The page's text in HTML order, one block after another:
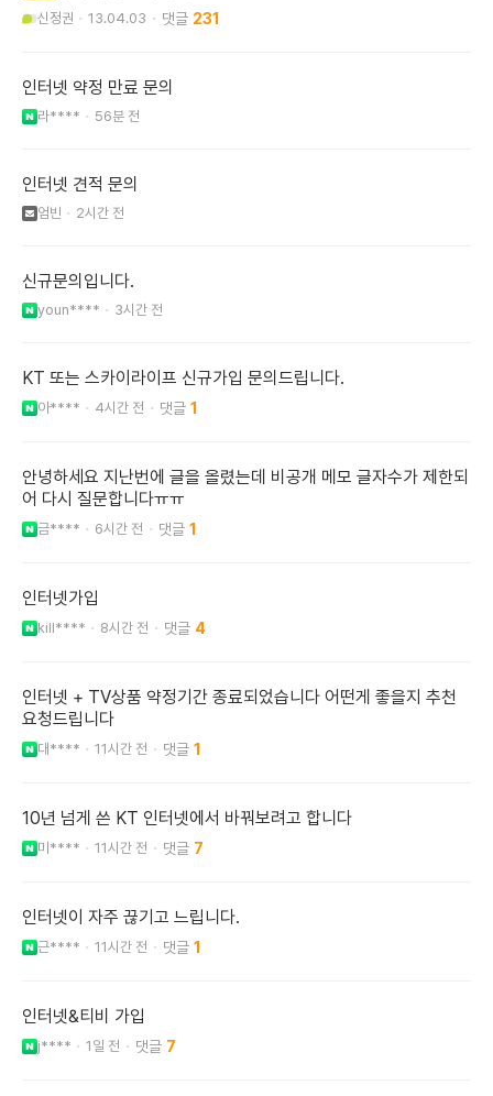
신정권 13.04.03 231
인터넷 약정 만료 문의
라**** 56분 전
인터넷 견적 문의
엄빈 2시간 전
신규문의입니다.
youn**** 3시간 전
KT 또는 스카이라이프 신규가입 문의드립니다.
아**** 4시간 전 1
안녕하세요 지난번에 글을 올렸는데 비공개 메모 글자수가 제한되
어 다시 질문합니다ㅠㅠ
금**** 6시간 전 1
인터넷가입
kill**** 8시간 전 4
인터넷 + TV상품 약정기간 종료되었습니다 어떤게 좋을지 추천
요청드립니다
대**** 11시간 전 1
10년 넘게 쓴 KT 인터넷에서 바꿔보려고 합니다
미**** 11시간 전 7
인터넷이 자주 끊기고 느립니다.
근**** 11시간 전 1
인터넷&티비 가입
j**** 1일 전 7